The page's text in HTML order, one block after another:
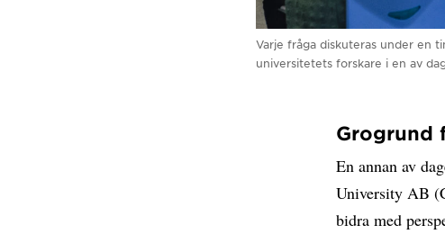
Varje fråga diskuteras under en
universitetets forskare i en av
Grogrund
En annan av
University AB
bidra med